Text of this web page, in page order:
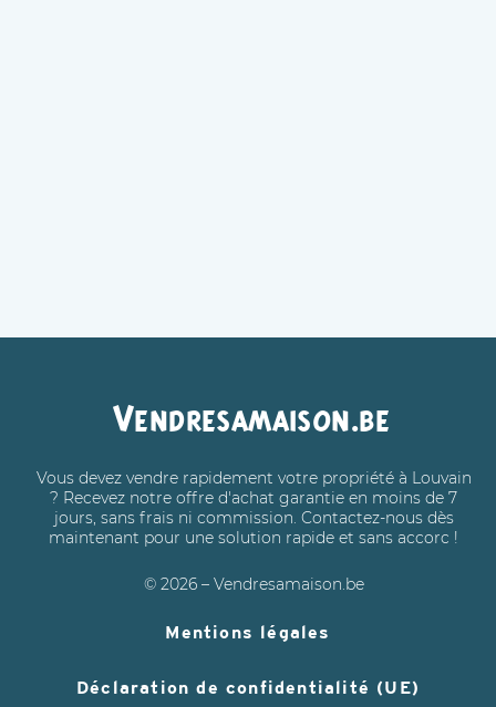
Vendresamaison.be
Vous devez vendre rapidement votre propriété à Louvain
? Recevez notre offre d'achat garantie en moins de 7
jours, sans frais ni commission. Contactez-nous dès
maintenant pour une solution rapide et sans accorc !
© 2026 – Vendresamaison.be
Mentions légales
Déclaration de confidentialité (UE)